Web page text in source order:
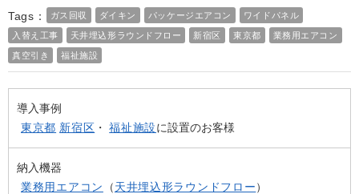
Tags： ガス回収 ダイキン パッケージエアコン ワイドパネル
入替え工事 天井埋込形ラウンドフロー 新宿区 東京都 業務用エアコン
真空引き 福祉施設
導入事例
東京都 新宿区 ・福祉施設に設置のお客様
納入機器
業務用エアコン
（天井埋込形ラウンドフロー）